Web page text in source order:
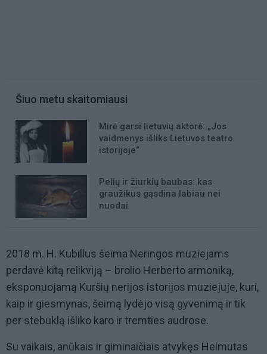
Šiuo metu skaitomiausi
Mirė garsi lietuvių aktorė: „Jos
vaidmenys išliks Lietuvos teatro
istorijoje“
Pelių ir žiurkių baubas: kas
graužikus gąsdina labiau nei
nuodai
2018 m. H. Kubillus šeima Neringos muziejams
perdavė kitą relikviją – brolio Herberto armoniką,
eksponuojamą Kuršių nerijos istorijos muziejuje, kuri,
kaip ir giesmynas, šeimą lydėjo visą gyvenimą ir tik
per stebuklą išliko karo ir tremties audrose.
Su vaikais, anūkais ir giminaičiais atvykęs Helmutas